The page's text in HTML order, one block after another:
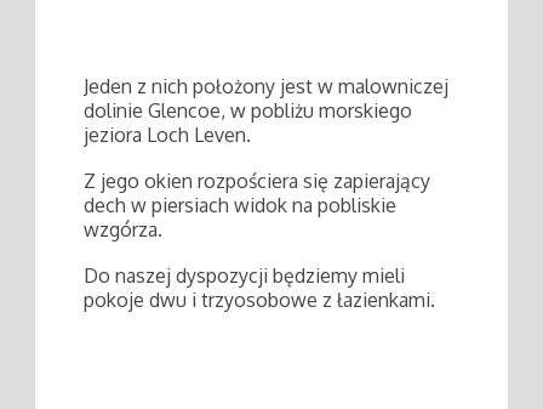
Jeden z nich położony jest w malowniczej
dolinie Glencoe, w pobliżu morskiego
jeziora Loch Leven.
Z jego okien rozpościera się zapierający
dech w piersiach widok na pobliskie
wzgórza.
Do naszej dyspozycji będziemy mieli
pokoje dwu i trzyosobowe z łazienkami.